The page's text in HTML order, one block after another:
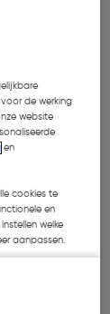
de werking
website
en
cookies te
en
welke
aanpassen.